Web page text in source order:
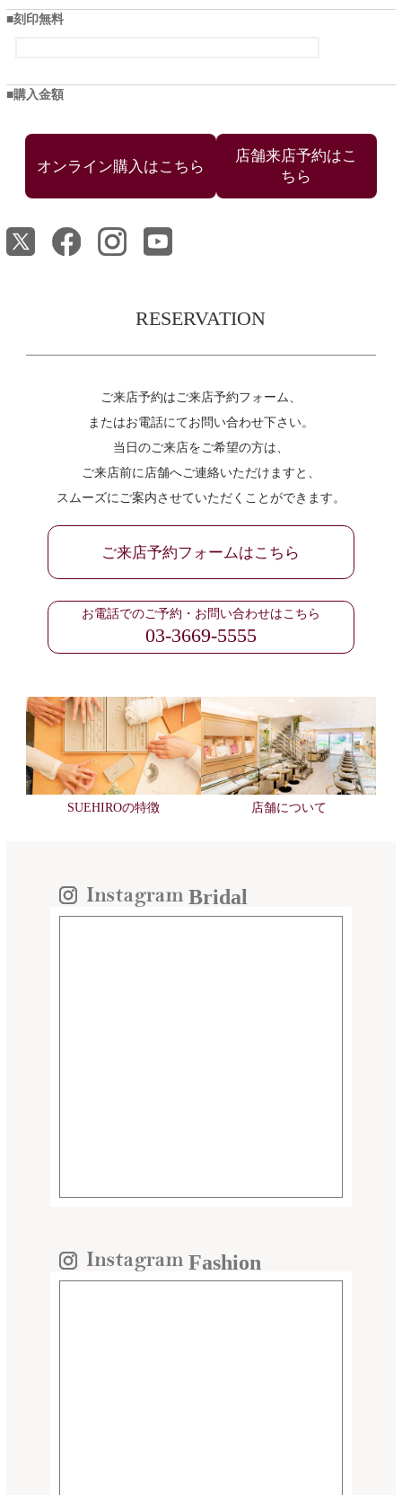
刻印無料
購入金額
店舗来店予約はこ
ちら
RESERVATION
ご来店予約はご来店予約フォーム、
またはお電話にてお問い合わせ下さい。
当日のご来店をご希望の方は、
ご来店前に店舗へご連絡いただけますと、
スムーズにご案内させていただくことができます。
ご来店予約フォームはこちら
お電話でのご予約・お問い合わせはこちら
03-3669-5555
SUEHIROの特徴 店舗について
Bridal
Fashion